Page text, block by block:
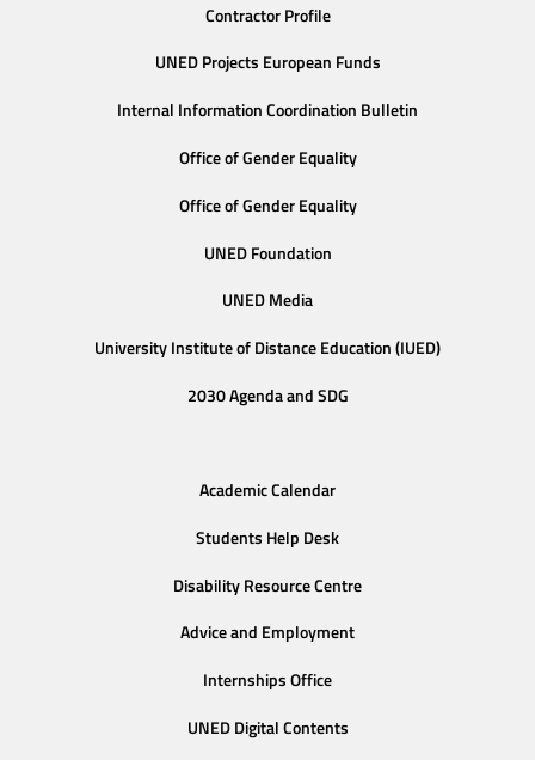
Contractor Profile
UNED Projects European Funds
Internal Information Coordination Bulletin
Office of Gender Equality
Office of Gender Equality
UNED Foundation
UNED Media
University Institute of Distance Education (IUED)
2030 Agenda and SDG
Academic Calendar
Students Help Desk
Disability Resource Centre
Advice and Employment
Internships Office
UNED Digital Contents